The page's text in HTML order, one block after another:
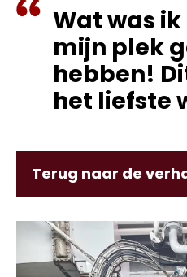
Wat was
mijn plek
hebben!
het liefste
Terug naar de